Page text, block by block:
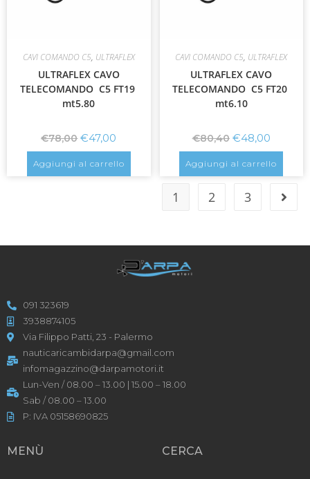
CAVI COMANDO C5, ULTRAFLEX
ULTRAFLEX CAVO
TELECOMANDO C5 FT19
mt5.80
€78,00 €47,00
Aggiungi al carrello
CAVI COMANDO C5, ULTRAFLEX
ULTRAFLEX CAVO
TELECOMANDO C5 FT20
mt6.10
€80,40 €48,00
Aggiungi al carrello
1 2 3
091 323619
3938874105
Via Filippo Patti, 23 - Palermo
nauticaricambidarpa@gmail.com
infomagazzino@darpamotori.it
Lun-Ven / 08.00 – 13.00 | 15.00 – 18.00
Sab / 08.00 – 13.00
P: IVA 05158690825
MENÙ CERCA